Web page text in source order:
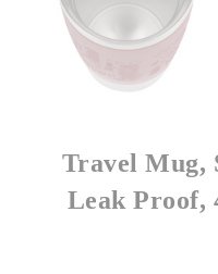
Travel Mug,
Leak Proof,